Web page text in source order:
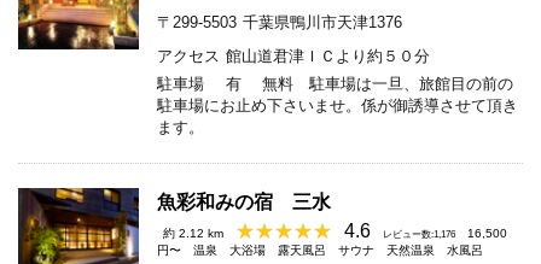
〒299-5503 千葉県鴨川市天津1376
アクセス 館山道君津ＩＣより約５０分
駐車場
有 無料 駐車場は一旦、旅館目の前の
駐車場にお止め下さいませ。係が御誘導させて頂き
ます。
魚彩和みの宿 三水
約 2.12 km 4.6 レビュー数:1,176
16,500
円〜
温泉 大浴場 露天風呂 サウナ 天然温泉 水風呂